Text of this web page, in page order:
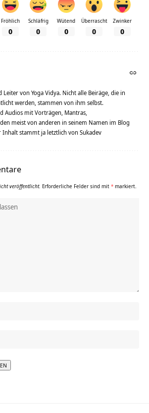
Fröhlich
0
Schläfrig
0
Wütend
0
Überrascht
0
Zwinker
0
von Yoga Vidya. Nicht alle Beiräge, die in
werden, stammen von ihm selbst.
Audios mit Vorträgen, Mantras,
meist von anderen in seinem Namen im Blog
stammt ja letztlich von Sukadev
veröffentlicht. Erforderliche Felder sind mit * markiert.